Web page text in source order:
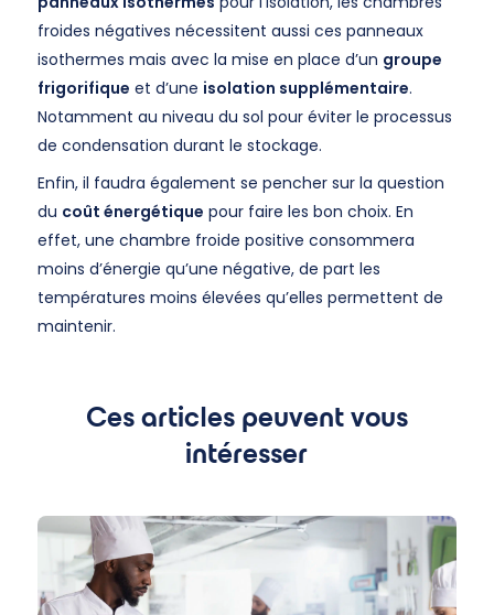
froides négatives nécessitent aussi ces panneaux
isothermes mais avec la mise en place d’un groupe
frigorifique et d’une isolation supplémentaire.
Notamment au niveau du sol pour éviter le processus
de condensation durant le stockage.
Enfin, il faudra également se pencher sur la question
du coût énergétique pour faire les bon choix. En
effet, une chambre froide positive consommera
moins d’énergie qu’une négative, de part les
températures moins élevées qu’elles permettent de
maintenir.
Ces articles peuvent vous
intéresser